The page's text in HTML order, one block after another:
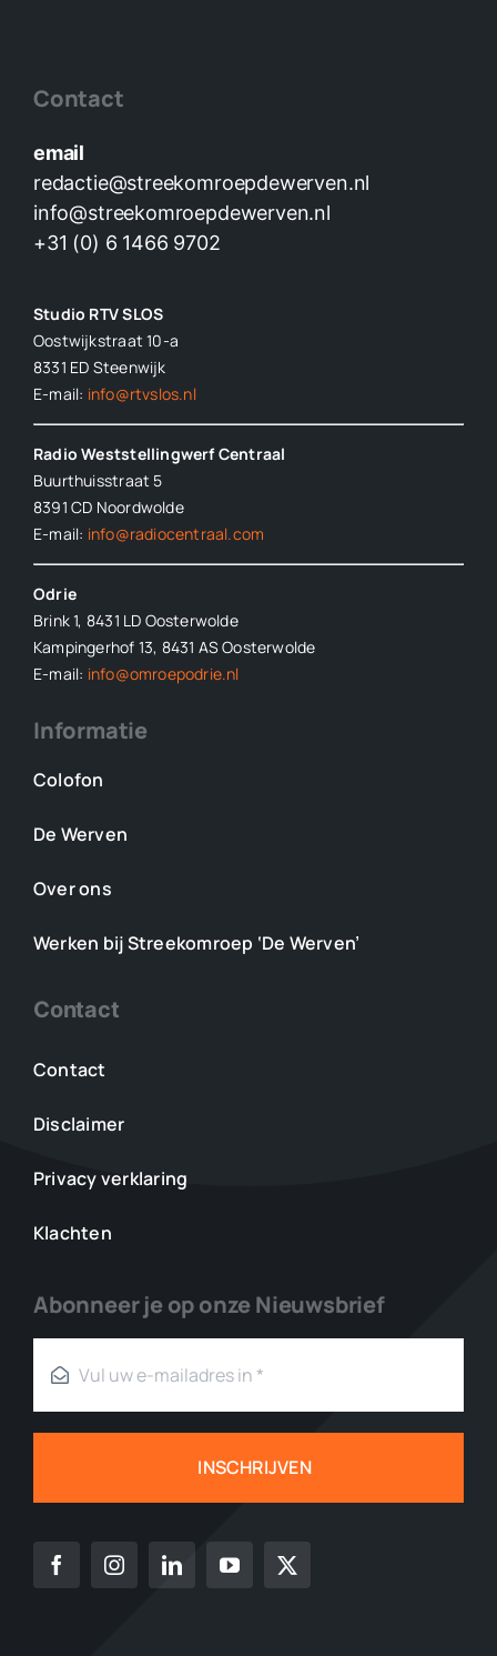
Contact
email
redactie@streekomroepdewerven.nl
info@streekomroepdewerven.nl
+31 (0) 6 1466 9702
Studio RTV SLOS
Oostwijkstraat 10-a
8331 ED Steenwijk
E-mail: info@rtvslos.nl
Radio Weststellingwerf Centraal
Buurthuisstraat 5
8391 CD Noordwolde
E-mail: info@radiocentraal.com
Odrie
Brink 1, 8431 LD Oosterwolde
Kampingerhof 13, 8431 AS Oosterwolde
E-mail: info@omroepodrie.nl
Informatie
Colofon
De Werven
Over ons
Werken bij Streekomroep ‘De Werven’
Contact
Contact
Disclaimer
Privacy verklaring
Klachten
Abonneer je op onze Nieuwsbrief
INSCHRIJVEN